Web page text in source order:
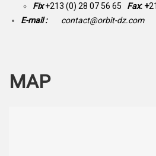
Fix +213 (0) 28 07 56 65 Fax: +
E-mail :
contact@orbit-dz.com
MAP